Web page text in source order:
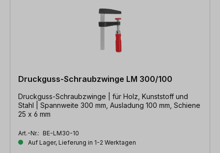
Druckguss-Schraubzwinge LM 300/100
Druckguss-Schraubzwinge | für Holz, Kunststoff und
Stahl | Spannweite 300 mm, Ausladung 100 mm, Schiene
25 x 6 mm
Art.-Nr.: BE-LM30-10
Auf Lager, Lieferung in 1-2 Werktagen